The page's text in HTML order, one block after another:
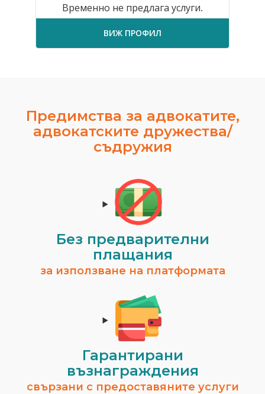
Временно не предлага услуги.
ВИЖ ПРОФИЛ
Предимства за адвокатите,
адвокатските дружества/
съдружия
Без предварителни
плащания
за използване на платформата
Гарантирани
възнаграждения
свързани с предоставяните услуги